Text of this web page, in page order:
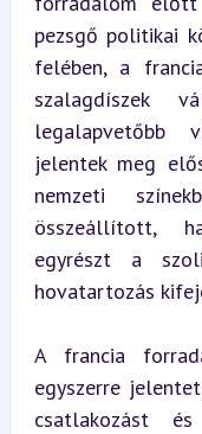
pezsgő politikai
felében, a
szalagdíszek
legalapvetőbb
jelentek meg
nemzeti
összeállított,
egyrészt a
hovatartozás
A francia
egyszerre
csatlakozást